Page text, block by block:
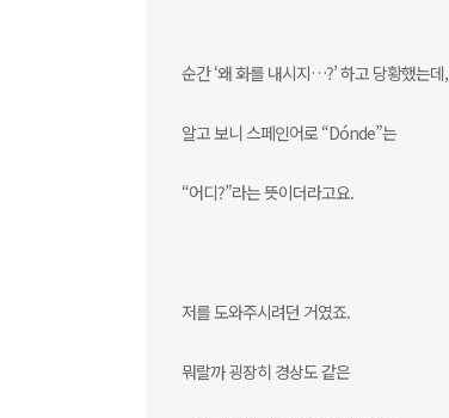
순간 ‘왜 화를 내시지…?’ 하고 당황했는데,
알고 보니 스페인어로 “Dónde”는
“어디?”라는 뜻이더라고요.
저를 도와주시려던 거였죠.
뭐랄까 굉장히 경상도 같은